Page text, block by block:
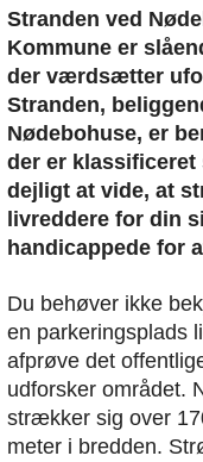
Stranden ved
Kommune er
der værdsætter
Stranden,
Nødebohuse, er
der er
dejligt at vide, at
livreddere for din
handicappede for
Du behøver ikke
en parkeringsplads
afprøve det
udforsker området.
strækker sig over
meter i bredden.